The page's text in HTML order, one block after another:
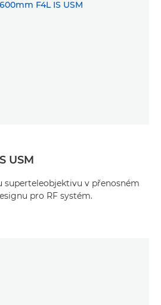
USM
superteleobjektivu v přenosném
pro RF systém.